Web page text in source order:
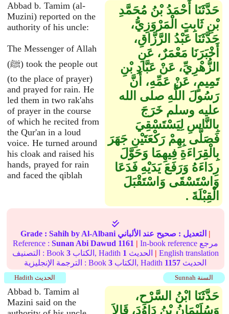
Abbad b. Tamim (al-
Muzini) reported on the
authority of his uncle:
The Messenger of Allah
(ﷺ) took the people out
(to the place of prayer)
and prayed for rain. He
led them in two rak'ahs
of prayer in the course
of which he recited from
the Qur'an in a loud
voice. He turned around
his cloak and raised his
hands, prayed for rain
and faced the qiblah
حَدَّثَنَا أَحْمَدُ بْنُ مُحَمَّدِ
بْنِ ثَابِتٍ الْمَرْوَزِيُّ،
حَدَّثَنَا عَبْدُ الرَّزَّاقِ،
أَخْبَرَنَا مَعْمَرٌ، عَنِ
الزُّهْرِيِّ، عَنْ عَبَّادِ بْنِ
تَمِيمٍ، عَنْ عَمِّهِ، أَنَّ
رَسُولَ اللَّهِ صلى الله
عليه وسلم خَرَجَ
بِالنَّاسِ لِيَسْتَسْقِيَ
فَصَلَّى بِهِمْ رَكْعَتَيْنِ جَهَرَ
بِالْقِرَاءَةِ فِيهِمَا وَحَوَّلَ
رِدَاءَهُ وَرَفَعَ يَدَيْهِ فَدَعَا
وَاسْتَسْقَى وَاسْتَقْبَلَ
الْقِبْلَةَ ‏.‏
Grade : Sahih by Al-Albani التعديل : صحيح عند الألباني
|
Reference : Sunan Abi Dawud 1161 | In-book reference مرجع
التصنيف : Book 3 الكتاب, Hadith 1 | English translation
الترجمة الإنجليزية : Book3 الكتاب, Hadith 1157 الحديث
Sunnah السنة Hadith الحديث
Abbad b. Tamim al
Mazini said on the
حَدَّثَنَا ابْنُ السَّرْحِ،
وَسُلَيْمَانُ بْنُ دَاوُدَ، قَالاَ